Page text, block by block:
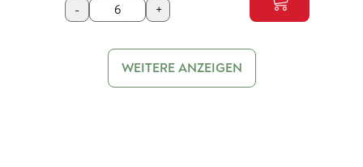
- +
WEITERE ANZEIGEN